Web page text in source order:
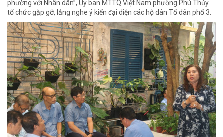
phường với Nhân dân”, Ủy ban MTTQ Việt Nam phường Phú Thủy
tổ chức gặp gỡ, lắng nghe ý kiến đại diện các hộ dân Tổ dân phố 3.